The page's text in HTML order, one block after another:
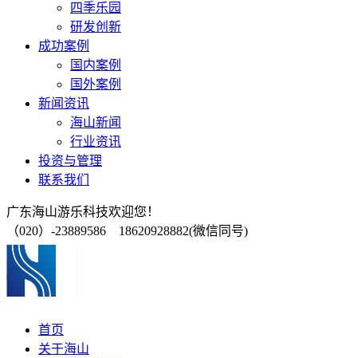
四季乐园
研发创新
成功案例
国内案例
国外案例
新闻资讯
海山新闻
行业资讯
投资与管理
联系我们
广东海山游乐科技欢迎您！
（020）-23889586 18620928882(微信同号)
首页
关于海山